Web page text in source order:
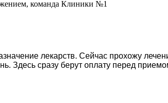
команда Клиники №1
лекарств. Сейчас прохожу
Здесь сразу берут оплату перед